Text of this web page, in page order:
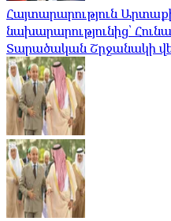
Հայտարարություն
նախարարությունից՝
Տարածական Շրջանակի